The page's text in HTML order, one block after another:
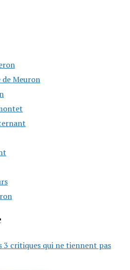
de Meuron
3 critiques qui ne tiennent pas